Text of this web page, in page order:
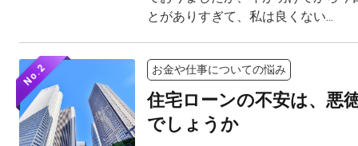
とがありすぎて、私は良くない...
No.2 お金や仕事についての悩み
住宅ローンの不安は、悪
でしょうか